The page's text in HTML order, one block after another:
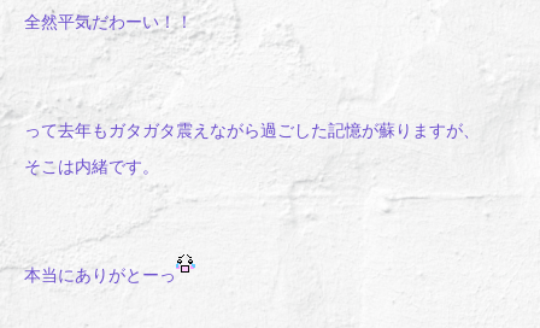
全然平気だわーい！！
って去年もガタガタ震えながら過ごした記憶が蘇りますが、
そこは内緒です。
本当にありがとーっ